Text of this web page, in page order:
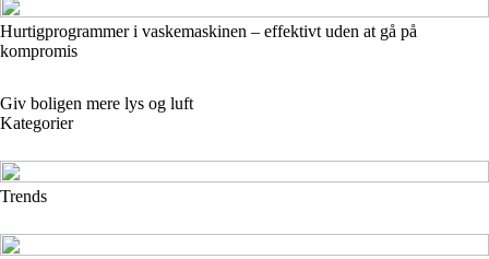
Hurtigprogrammer i vaskemaskinen – effektivt uden at gå på
kompromis
Giv boligen mere lys og luft
Kategorier
Trends